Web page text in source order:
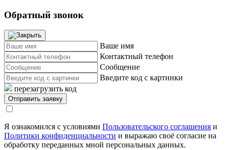
Обратный звонок
Ваше имя
Контактный телефон
Сообщение
Введите код с картинки
перезагрузить код
Я ознакомился с условиями Пользовательского соглашения и
Политики конфиденциальности и выражаю своё согласие на
обработку переданных мной персональных данных.